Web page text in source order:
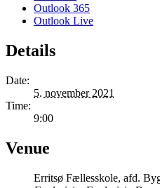
Outlook 365
Outlook Live
Details
Date:
5. november 2021
Time:
9:00
Venue
Erritsø Fællesskole, afd.